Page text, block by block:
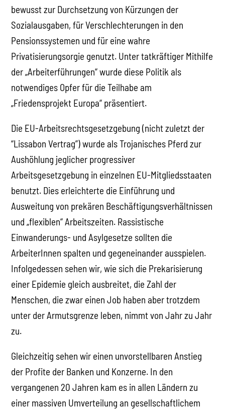
bewusst zur Durchsetzung von Kürzungen der
Sozialausgaben, für Verschlechterungen in den
Pensionssystemen und für eine wahre
Privatisierungsorgie genutzt. Unter tatkräftiger Mithilfe
der „Arbeiterführungen“ wurde diese Politik als
notwendiges Opfer für die Teilhabe am
„Friedensprojekt Europa“ präsentiert.
Die EU-Arbeitsrechtsgesetzgebung (nicht zuletzt der
“Lissabon Vertrag”) wurde als Trojanisches Pferd zur
Aushöhlung jeglicher progressiver
Arbeitsgesetzgebung in einzelnen EU-Mitgliedsstaaten
benutzt. Dies erleichterte die Einführung und
Ausweitung von prekären Beschäftigungsverhältnissen
und „flexiblen“ Arbeitszeiten. Rassistische
Einwanderungs- und Asylgesetze sollten die
ArbeiterInnen spalten und gegeneinander ausspielen.
Infolgedessen sehen wir, wie sich die Prekarisierung
einer Epidemie gleich ausbreitet, die Zahl der
Menschen, die zwar einen Job haben aber trotzdem
unter der Armutsgrenze leben, nimmt von Jahr zu Jahr
zu.
Gleichzeitig sehen wir einen unvorstellbaren Anstieg
der Profite der Banken und Konzerne. In den
vergangenen 20 Jahren kam es in allen Ländern zu
einer massiven Umverteilung an gesellschaftlichem